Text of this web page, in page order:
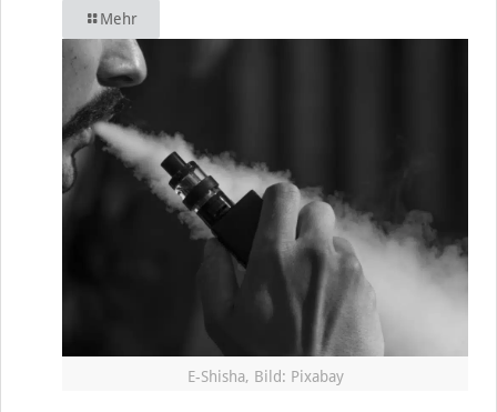
Mehr
E-Shisha, Bild: Pixabay